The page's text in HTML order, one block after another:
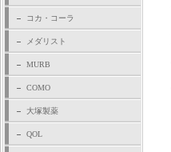
コカ・コーラ
メダリスト
MURB
COMO
大塚製薬
QOL